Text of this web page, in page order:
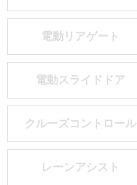
電動リアゲート
電動スライドドア
クルーズコントロール
レーンアシスト